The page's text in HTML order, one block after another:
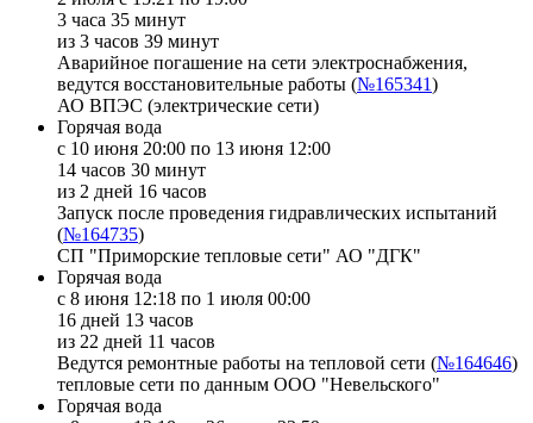
3 часа 35 минут
из 3 часов 39 минут
Аварийное погашение на сети электроснабжения,
ведутся восстановительные работы (№165341)
АО ВПЭС (электрические сети)
Горячая вода
с 10 июня 20:00 по 13 июня 12:00
14 часов 30 минут
из 2 дней 16 часов
Запуск после проведения гидравлических испытаний
(№164735)
СП "Приморские тепловые сети" АО "ДГК"
Горячая вода
с 8 июня 12:18 по 1 июля 00:00
16 дней 13 часов
из 22 дней 11 часов
Ведутся ремонтные работы на тепловой сети (№164646)
тепловые сети по данным ООО "Невельского"
Горячая вода